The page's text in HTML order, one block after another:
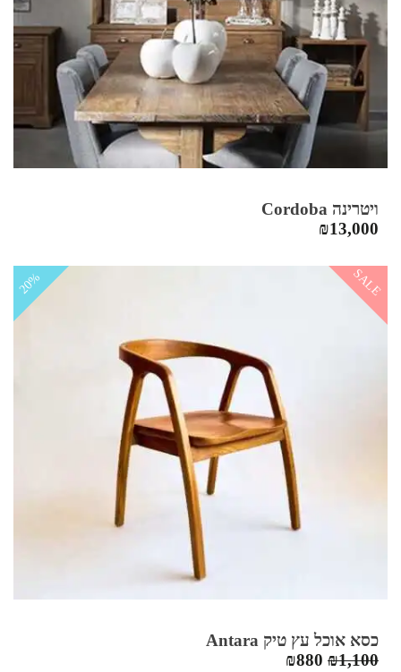
ויטרינה Cordoba
₪13,000
20% SALE
כסא אוכל עץ טיק Antara
₪1,100
המחיר
₪880